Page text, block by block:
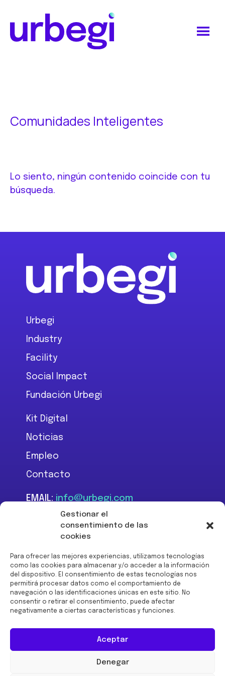
Gestionar el
consentimiento de las
cookies
Para ofrecer las mejores experiencias, utilizamos tecnologías
como las cookies para almacenar y/o acceder a la información
del dispositivo. El consentimiento de estas tecnologías nos
permitirá procesar datos como el comportamiento de
navegación o las identificaciones únicas en este sitio. No
consentir o retirar el consentimiento, puede afectar
negativamente a ciertas características y funciones.
Aceptar
Denegar
contenido
pie
Comunidades Inteligentes
Lo siento, ningún contenido coincide con tu
búsqueda.
Footer
Urbegi
Industry
Facility
Social Impact
Fundación Urbegi
Kit Digital
Noticias
Empleo
Contacto
EMAIL: info@urbegi.com
+34 946 801 934
Financiado por la Unión
Europea -
NextGenerationEU: